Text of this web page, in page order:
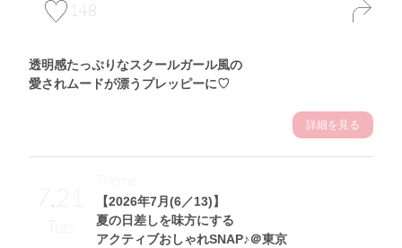
148
透明感たっぷりなスクールガール風の
愛されムードが漂うプレッピーに♡
詳細を見る
7.21
Tue
【2026年7月(6／13)】
夏の日差しを味方にする
アクティブおしゃれSNAP♪＠東京
Theme